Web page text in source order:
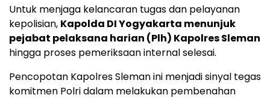
Untuk menjaga kelancaran tugas dan pelayanan
kepolisian, Kapolda DI Yogyakarta menunjuk
pejabat pelaksana harian (Plh) Kapolres Sleman
hingga proses pemeriksaan internal selesai.
Pencopotan Kapolres Sleman ini menjadi sinyal tegas
komitmen Polri dalam melakukan pembenahan